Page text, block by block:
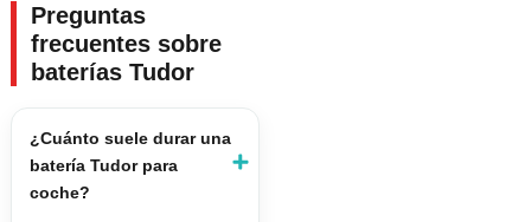
Preguntas
frecuentes sobre
baterías Tudor
¿Cuánto suele durar una
batería Tudor para
coche?